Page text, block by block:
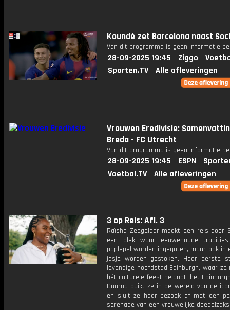
Koundé zet Barcelona naast
Van dit programma is geen informatie
28-09-2025 19:45 Ziggo
Sporten.TV
Alle afleveringen
Vrouwen Eredivisie:
Breda - FC Utrecht
Van dit programma is geen informatie
28-09-2025 19:45 ESPN
Voetbal.TV
Alle afleveringen
3 op Reis: Afl. 3
Raïsha Zeegelaar maakt een reis door
een plek waar eeuwenoude
paplepel worden ingegoten, maar ook in
jasje worden gestoken. Haar eerste
levendige hoofdstad Edinburgh, waar ze
hét culturele feest belandt: het
Daarna duikt ze in de wereld van de
en sluit ze haar bezoek af met een
serenade van een vrouwelijke